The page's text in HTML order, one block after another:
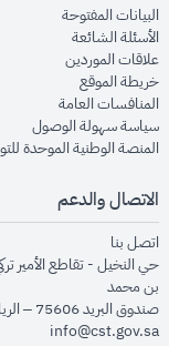
البيانات المفتوحةwindow
الأسئلة الشائعةwindow
علاقات الموردينwindow
خريطة الموقعwindow
المنافسات العامةwindow
سياسة سهولة الوصول
المنصة الوطنية الموحدة
الاتصال والدعم
اتصل بنا
حي النخيل - تقاطع الأمير
بن محمد
صندوق البريد 75606 – الرياض 11588
info@cst.gov.sa